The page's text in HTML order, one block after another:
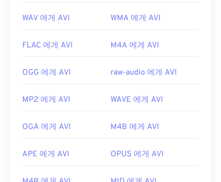
WAV 에게 AVI WMA 에게 AVI
FLAC 에게 AVI M4A 에게 AVI
OGG 에게 AVI raw-audio 에게 AVI
MP2 에게 AVI WAVE 에게 AVI
OGA 에게 AVI M4B 에게 AVI
APE 에게 AVI OPUS 에게 AVI